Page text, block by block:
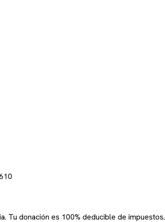
Tu donación es 100% deducible de impuestos.